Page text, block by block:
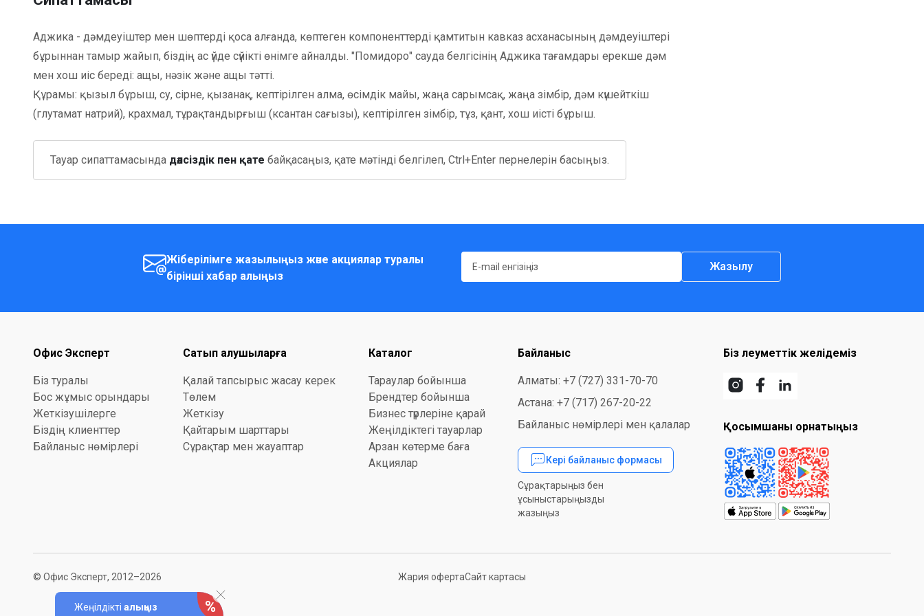
Аджика - дәмдеуіштер мен шөптерді қоса алғанда, көптеген компоненттерді қамтитын кавказ асханасының дәмдеуіштері
бұрыннан тамыр жайып, біздің ас үйде сүйікті өнімге айналды. "Помидоро" сауда белгісінің Аджика тағамдары ерекше дәм
мен хош иіс береді: ащы, нәзік және ащы тәтті.
Құрамы: қызыл бұрыш, су, сірне, қызанақ, кептірілген алма, өсімдік майы, жаңа сарымсақ, жаңа зімбір, дәм күшейткіш
(глутамат натрий), крахмал, тұрақтандырғыш (ксантан сағызы), кептірілген зімбір, тұз, қант, хош иісті бұрыш.
Тауар сипаттамасында дәлсіздік пен қате байқасаңыз, қате мәтінді белгілеп, Ctrl+Enter пернелерін басыңыз.
Жіберілімге жазылыңыз және акциялар туралы
бірінші хабар алыңыз
Жазылу
Жеңілдікті алыңыз
Офис Эксперт
Біз туралы
Бос жұмыс орындары
Жеткізушілерге
Біздің клиенттер
Байланыс нөмірлері
Сатып алушыларға
Қалай тапсырыс жасау керек
Төлем
Жеткізу
Қайтарым шарттары
Сұрақтар мен жауаптар
Каталог
Тараулар бойынша
Брендтер бойынша
Бизнес түрлеріне қарай
Жеңілдіктегі тауарлар
Арзан көтерме баға
Акциялар
Байланыс
Алматы: +7 (727) 331-70-70
Астана: +7 (717) 267-20-22
Байланыс нөмірлері мен қалалар
Кері байланыс формасы
Сұрақтарыңыз бен
ұсыныстарыңызды
жазыңыз
Біз әлеуметтік желідеміз
Қосымшаны орнатыңыз
© Офис Эксперт, 2012–2026 Жария офертаСайт картасы